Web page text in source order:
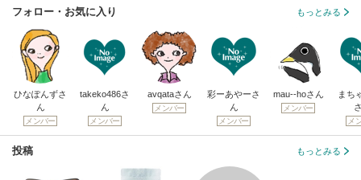
フォロー・お気に入り もっとみる
ひなぽんずさ
ん
メンバー
takeko486さ
ん
メンバー
avqataさん
メンバー
彩ーあやーさ
ん
メンバー
mau--hoさん
メンバー
まち
メ
投稿 もっとみる